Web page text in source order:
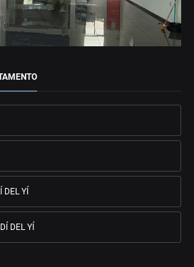
YÍ
DEL YÍ